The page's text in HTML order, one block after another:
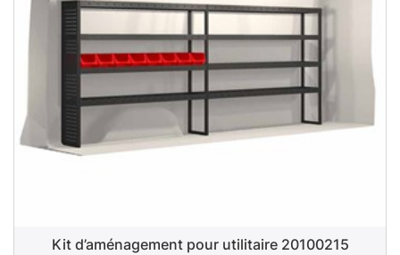
Kit d’aménagement pour utilitaire 20100215